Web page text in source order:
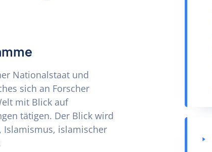
Nationalstaat und
sich an Forscher
mit Blick auf
tätigen. Der Blick wird
Islamismus, islamischer